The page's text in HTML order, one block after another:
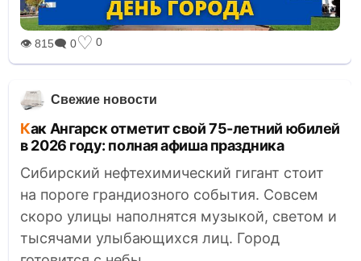
👁 815🗨 0♡ 0
Свежие новости
Как Ангарск отметит свой 75-летний юбилей
в 2026 году: полная афиша праздника
Сибирский нефтехимический гигант стоит
на пороге грандиозного события. Совсем
скоро улицы наполнятся музыкой, светом и
тысячами улыбающихся лиц. Город